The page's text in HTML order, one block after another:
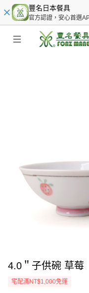
豐名日本餐具
官方認證，安心首選
4.0＂子供碗 草莓
宅配滿NT$1,000免運